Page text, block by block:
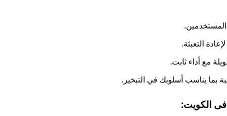
يناسب أسلوبك في التبخير.